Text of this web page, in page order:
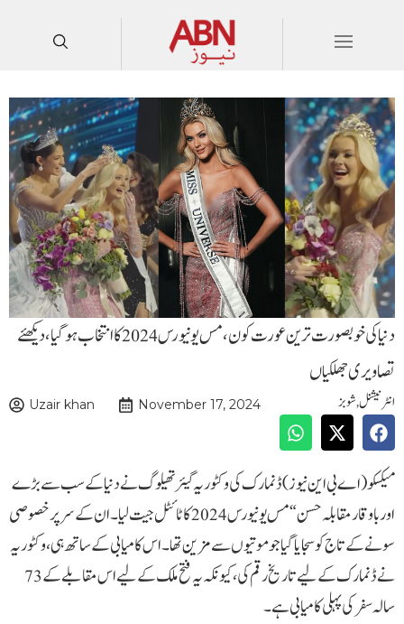
دنیا کی خوبصورت ترین عورت کون ،مس یو نیورس 2024 کا انتخاب ہو گیا،دیکھئے
تصاویری جھلکیاں
انٹرنیشنل,شوبز Uzair khan November 17, 2024
میکسکو ( اے بی این نیوز )ڈنمارک کی وکٹوریہ گیئر تھیلوگ نے دنیا کے سب سے بڑے
اور باوقار مقابلہ حسن “مس یونیورس 2024 کا ٹائٹل جیت لیا۔ ان کے سر پر خصوصی
سونے کے تاج کو سجایا گیا جو موتیوں سے مزین تھا۔ اس کامیابی کے ساتھ ہی، وکٹوریہ
نے ڈنمارک کے لیے تاریخ رقم کی، کیونکہ یہ فتح ملک کے لیے اس مقابلے کے 73
سالہ سفر کی پہلی کامیابی ہے۔